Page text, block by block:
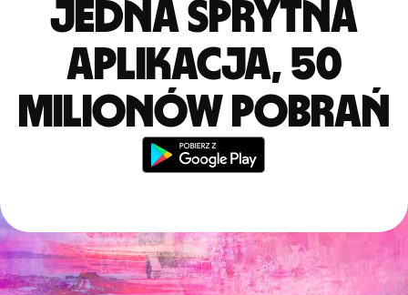
Jedna sprytna
aplikacja, 50
milionów pobrań